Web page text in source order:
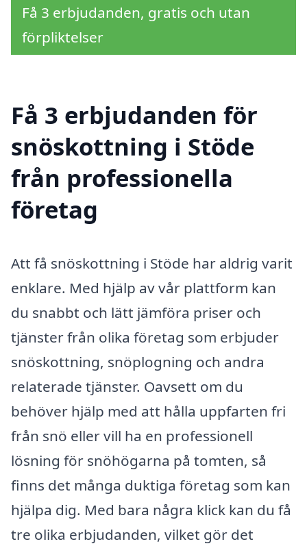
Få 3 erbjudanden, gratis och utan
förpliktelser
Få 3 erbjudanden för
snöskottning i Stöde
från professionella
företag
Att få snöskottning i Stöde har aldrig varit
enklare. Med hjälp av vår plattform kan
du snabbt och lätt jämföra priser och
tjänster från olika företag som erbjuder
snöskottning, snöplogning och andra
relaterade tjänster. Oavsett om du
behöver hjälp med att hålla uppfarten fri
från snö eller vill ha en professionell
lösning för snöhögarna på tomten, så
finns det många duktiga företag som kan
hjälpa dig. Med bara några klick kan du få
tre olika erbjudanden, vilket gör det